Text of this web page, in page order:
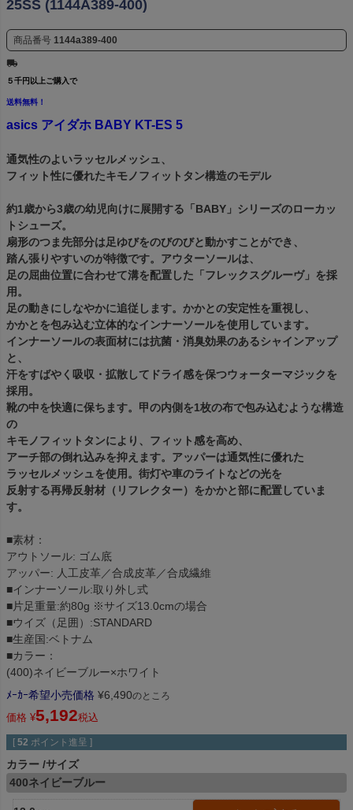
25SS (1144A389-400)
商品番号 1144a389-400
５千円以上ご購入で
送料無料！
asics アイダホ BABY KT-ES 5
通気性のよいラッセルメッシュ、
フィット性に優れたキモノフィットタン構造のモデル
約1歳から3歳の幼児向けに展開する「BABY」シリーズのローカッ
トシューズ。
扇形のつま先部分は足ゆびをのびのびと動かすことができ、
踏ん張りやすいのが特徴です。アウターソールは、
足の屈曲位置に合わせて溝を配置した「フレックスグルーヴ」を採
用。
足の動きにしなやかに追従します。かかとの安定性を重視し、
かかとを包み込む立体的なインナーソールを使用しています。
インナーソールの表面材には抗菌・消臭効果のあるシャインアップ
と、
汗をすばやく吸収・拡散してドライ感を保つウォーターマジックを
採用。
靴の中を快適に保ちます。甲の内側を1枚の布で包み込むような構造
の
キモノフィットタンにより、フィット感を高め、
アーチ部の倒れ込みを抑えます。アッパーは通気性に優れた
ラッセルメッシュを使用。街灯や車のライトなどの光を
反射する再帰反射材（リフレクター）をかかと部に配置していま
す。
■素材：
アウトソール: ゴム底
アッパー: 人工皮革／合成皮革／合成繊維
■インナーソール:取り外し式
■片足重量:約80g ※サイズ13.0cmの場合
■ウイズ（足囲）:STANDARD
■生産国:ベトナム
■カラー：
(400)ネイビーブルー×ホワイト
ﾒｰｶｰ希望小売価格 ¥6,490のところ
価格 ¥5,192税込
[ 52 ポイント進呈 ]
カラー サイズ
400ネイビーブルー